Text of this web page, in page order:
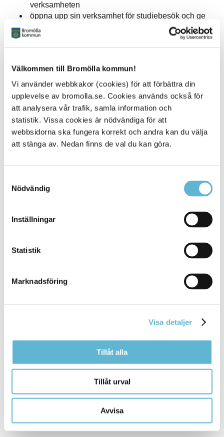
Välkommen till Bromölla kommun!
Vi använder webbkakor (cookies) för att förbättra din
upplevelse av bromolla.se. Cookies används också för
att analysera vår trafik, samla information och
statistik. Vissa cookies är nödvändiga för att
webbsidorna ska fungera korrekt och andra kan du välja
att stänga av. Nedan finns de val du kan göra.
Nödvändig
Inställningar
Statistik
Marknadsföring
Visa detaljer
Tillåt alla
Tillåt urval
Avvisa
verksamheten
öppna upp sin verksamhet för studiebesök och ge
personer möjlighet att få en inblick i olika yrken
samt förstå vilka krav och kompetenser som behövs
ge personer en förståelse för vad som krävs för att
arbeta inom verksamheten
Bromölla kommun ansvarar för planering, stöd till
handledare samt uppföljning under hela perioden, för att
säkerställa att samarbetet fungerar väl både för individen
och arbetsplatsen.
samverkan är välkomna att ta kontakt med Resmije
Brahimi, enhetschef vid Arbetsmarknadsenheten.
Resmije Brahimi
(SMS0709-17 13 35)
Sidan senast uppdaterad:den 17 June 2026